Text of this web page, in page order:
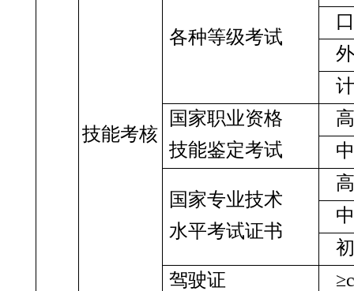
技能考核
各种等级考试
国家职业资格
技能鉴定考试
国家专业技术
水平考试证书
驾驶证
≥